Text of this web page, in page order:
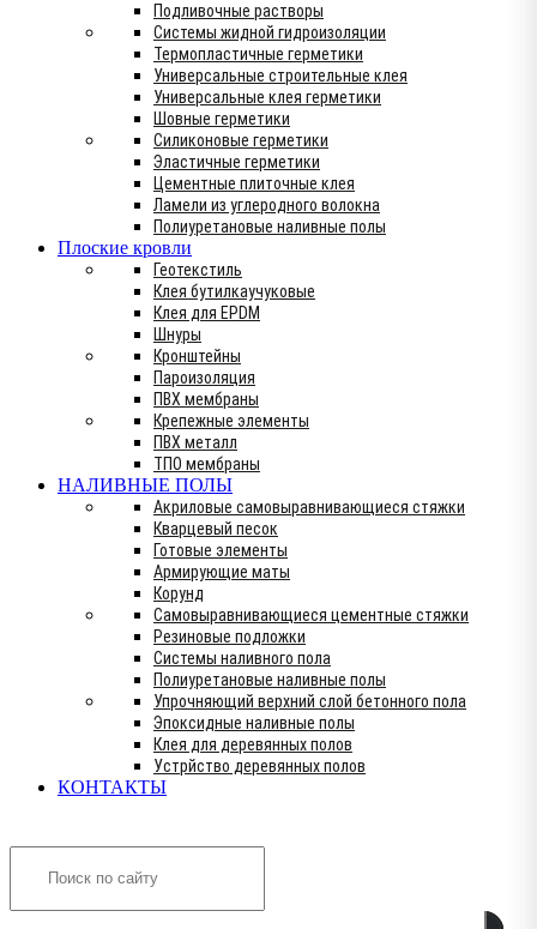
Подливочные растворы
Системы жидной гидроизоляции
Термопластичные герметики
Универсальные строительные клея
Универсальные клея герметики
Шовные герметики
Силиконовые герметики
Эластичные герметики
Цементные плиточные клея
Ламели из углеродного волокна
Полиуретановые наливные полы
Плоские кровли
Геотекстиль
Клея бутилкаучуковые
Клея для EPDM
Шнуры
Кронштейны
Пароизоляция
ПВХ мембраны
Крепежные элементы
ПВХ металл
ТПО мембраны
НАЛИВНЫЕ ПОЛЫ
Акриловые самовыравнивающиеся стяжки
Кварцевый песок
Готовые элементы
Армирующие маты
Корунд
Самовыравнивающиеся цементные стяжки
Резиновые подложки
Системы наливного пола
Полиуретановые наливные полы
Упрочняющий верхний слой бетонного пола
Эпоксидные наливные полы
Клея для деревянных полов
Устрйство деревянных полов
КОНТАКТЫ